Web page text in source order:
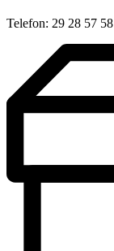
Telefon: 29 28 57 58